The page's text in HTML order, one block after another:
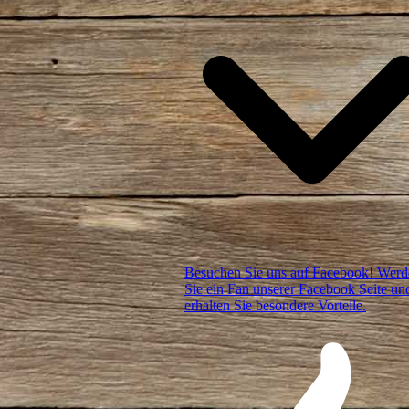
Besuchen Sie uns auf Facebook!
Sie ein Fan unserer Facebook Seite
erhalten Sie besondere Vorteile.